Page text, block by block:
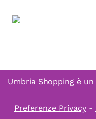
Umbria Shopping è
Preferenze Privacy-